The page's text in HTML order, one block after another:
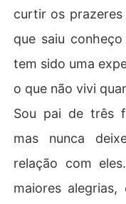
curtir os
que saiu
tem sido uma
o que não vivi
Sou pai de três
mas nunca
relação com
maiores